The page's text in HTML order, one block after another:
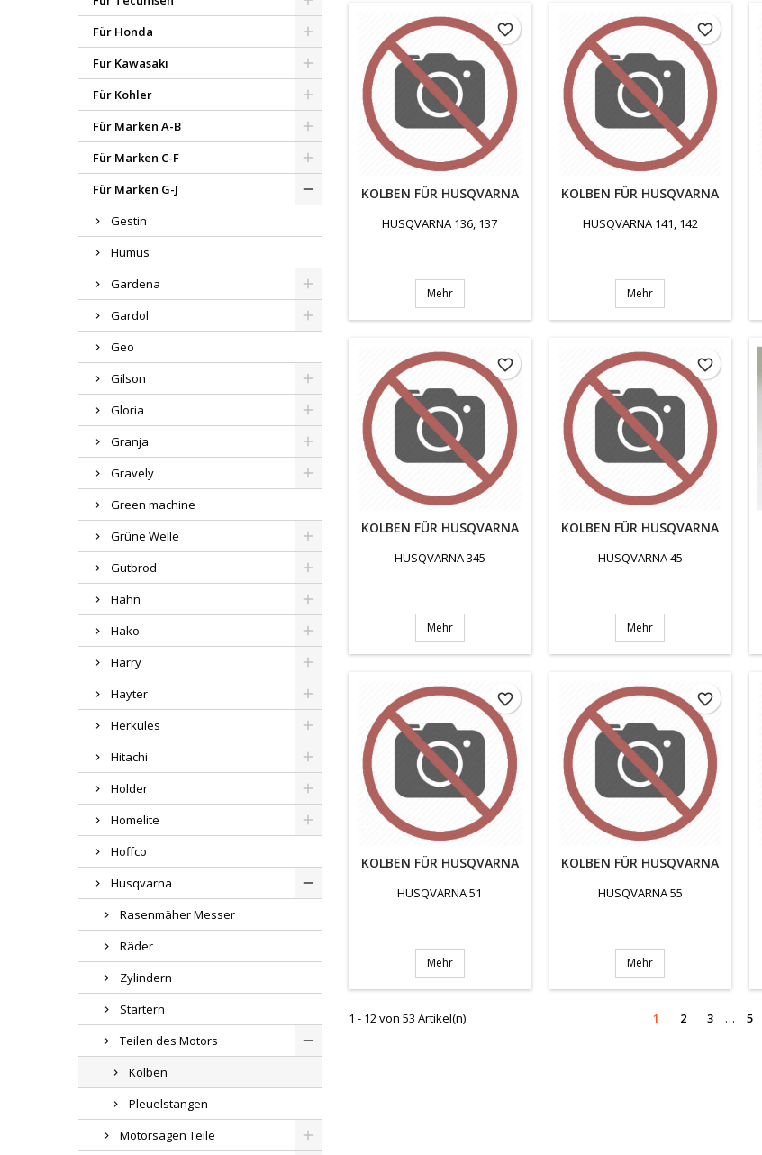
Für Honda
Für Kawasaki
Für Kohler
Für Marken A-B
Für Marken C-F
Für Marken G-J
Gestin
Humus
Gardena
Gardol
Geo
Gilson
Gloria
Granja
Gravely
Green machine
Grüne Welle
Gutbrod
Hahn
Hako
Harry
Hayter
Herkules
Hitachi
Holder
Homelite
Hoffco
Husqvarna
Rasenmäher Messer
Räder
Zylindern
Startern
Teilen des Motors
Kolben
Pleuelstangen
Motorsägen Teile
KOLBEN FÜR HUSQVARNA
HUSQVARNA 136, 137
Mehr
favorite_border
KOLBEN FÜR HUSQVARNA
HUSQVARNA 141, 142
Mehr
favorite_border
KOLBEN FÜR HUSQVARNA
HUSQVARNA 345
Mehr
favorite_border
KOLBEN FÜR HUSQVARNA
HUSQVARNA 45
Mehr
favorite_border
KOLBEN FÜR HUSQVARNA
HUSQVARNA 51
Mehr
favorite_border
KOLBEN FÜR HUSQVARNA
HUSQVARNA 55
Mehr
favorite_border
1 - 12 von 53 Artikel(n) 1 2 3 … 5